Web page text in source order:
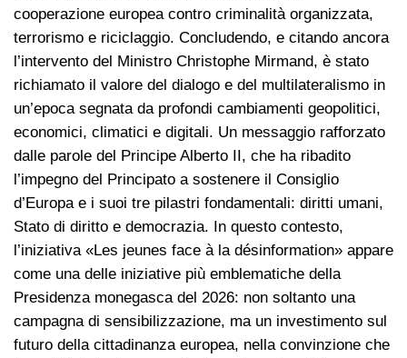
cooperazione europea contro criminalità organizzata,
terrorismo e riciclaggio. Concludendo, e citando ancora
l’intervento del Ministro Christophe Mirmand, è stato
richiamato il valore del dialogo e del multilateralismo in
un’epoca segnata da profondi cambiamenti geopolitici,
economici, climatici e digitali. Un messaggio rafforzato
dalle parole del Principe Alberto II, che ha ribadito
l’impegno del Principato a sostenere il Consiglio
d’Europa e i suoi tre pilastri fondamentali: diritti umani,
Stato di diritto e democrazia. In questo contesto,
l’iniziativa «Les jeunes face à la désinformation» appare
come una delle iniziative più emblematiche della
Presidenza monegasca del 2026: non soltanto una
campagna di sensibilizzazione, ma un investimento sul
futuro della cittadinanza europea, nella convinzione che